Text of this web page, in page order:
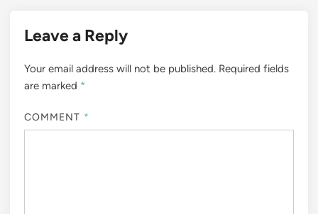
Leave a Reply
Your email address will not be published. Required fields
are marked *
COMMENT *